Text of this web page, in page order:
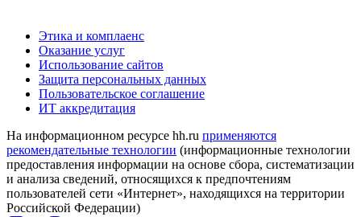
Этика и комплаенс
Оказание услуг
Использование сайтов
Защита персональных данных
Пользовательское соглашение
ИТ аккредитация
На информационном ресурсе hh.ru применяются
рекомендательные технологии (информационные технологии
предоставления информации на основе сбора, систематизации
и анализа сведений, относящихся к предпочтениям
пользователей сети «Интернет», находящихся на территории
Российской Федерации)